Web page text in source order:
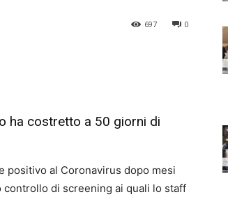
0
697
ha costretto a 50 giorni di
positivo al Coronavirus dopo mesi
di screening ai quali lo staff